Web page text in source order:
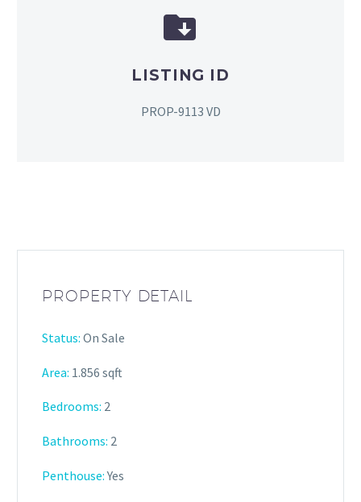


LISTING ID
PROP-9113 VD
PROPERTY DETAIL
Status: On Sale
Area: 1.856 sqft
Bedrooms: 2
Bathrooms: 2
Penthouse:Yes